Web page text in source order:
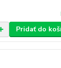
Pridať do